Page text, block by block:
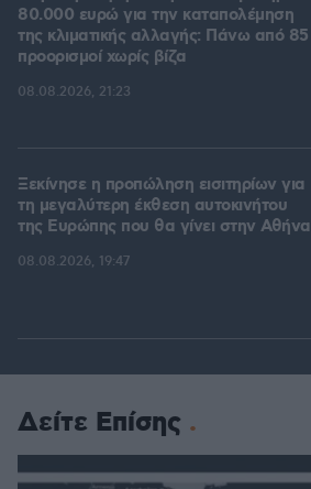
80.000 ευρώ για την καταπολέμηση
της κλιματικής αλλαγής: Πάνω από 85
προορισμοί χωρίς βίζα
08.08.2026, 21:23
Ξεκίνησε η προπώληση εισιτηρίων για
τη μεγαλύτερη έκθεση αυτοκινήτου
της Ευρώπης που θα γίνει στην Αθήνα
08.08.2026, 19:47
Δείτε Επίσης